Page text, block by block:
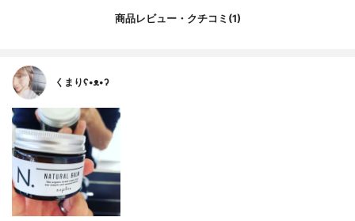
商品レビュー・クチコミ(1)
くまりʕ•ᴥ•ʔ